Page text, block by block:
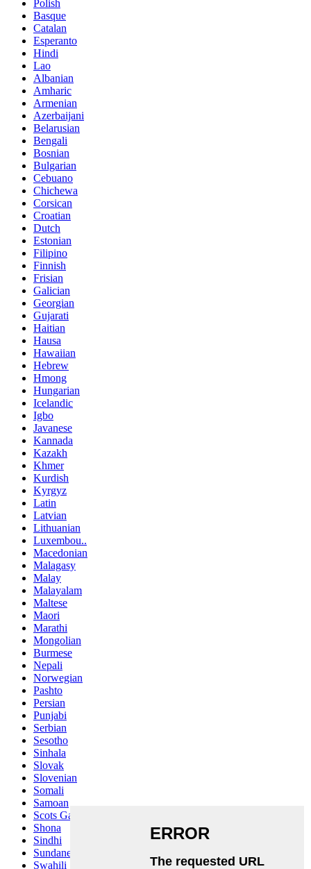
Polish
Basque
Catalan
Esperanto
Hindi
Lao
Albanian
Amharic
Armenian
Azerbaijani
Belarusian
Bengali
Bosnian
Bulgarian
Cebuano
Chichewa
Corsican
Croatian
Dutch
Estonian
Filipino
Finnish
Frisian
Galician
Georgian
Gujarati
Haitian
Hausa
Hawaiian
Hebrew
Hmong
Hungarian
Icelandic
Igbo
Javanese
Kannada
Kazakh
Khmer
Kurdish
Kyrgyz
Latin
Latvian
Lithuanian
Luxembou..
Macedonian
Malagasy
Malay
Malayalam
Maltese
Maori
Marathi
Mongolian
Burmese
Nepali
Norwegian
Pashto
Persian
Punjabi
Serbian
Sesotho
Sinhala
Slovak
Slovenian
Somali
Samoan
Scots Gaelic
Shona
Sindhi
Sundanese
Swahili